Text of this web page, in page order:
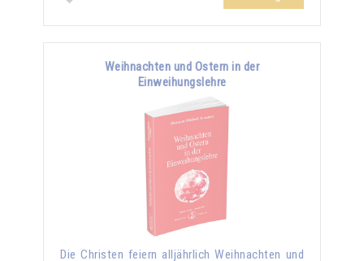
Weihnachten und Ostern in der
Einweihungslehre
Die Christen feiern alljährlich Weihnachten und